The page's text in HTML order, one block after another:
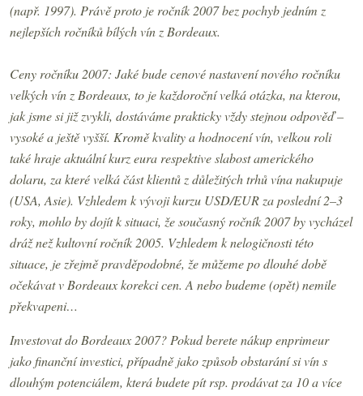
(např. 1997). Právě proto je ročník 2007 bez pochyb jedním z
nejlepších ročníků bílých vín z Bordeaux.
Ceny ročníku 2007: Jaké bude cenové nastavení nového ročníku
velkých vín z Bordeaux, to je každoroční velká otázka, na kterou,
jak jsme si již zvykli, dostáváme prakticky vždy stejnou odpověď –
vysoké a ještě vyšší. Kromě kvality a hodnocení vín, velkou roli
také hraje aktuální kurz eura respektive slabost amerického
dolaru, za které velká část klientů z důležitých trhů vína nakupuje
(USA, Asie). Vzhledem k vývoji kurzu USD/EUR za poslední 2–3
roky, mohlo by dojít k situaci, že současný ročník 2007 by vycházel
dráž než kultovní ročník 2005. Vzhledem k nelogičnosti této
situace, je zřejmě pravděpodobné, že můžeme po dlouhé době
očekávat v Bordeaux korekci cen. A nebo budeme (opět) nemile
překvapeni…
Investovat do Bordeaux 2007? Pokud berete nákup enprimeur
jako finanční investici, případně jako způsob obstarání si vín s
dlouhým potenciálem, která budete pít rsp. prodávat za 10 avíce